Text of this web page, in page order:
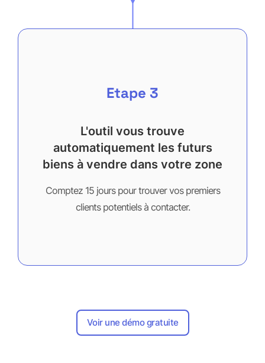
Etape 3
L'outil vous trouve
automatiquement les futurs
biens à vendre dans votre zone
Comptez 15 jours pour trouver vos premiers
clients potentiels à contacter.
Voir une démo gratuite